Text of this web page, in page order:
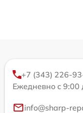
+7 (343) 226-
Ежедневно с 9:00
info@sharp-